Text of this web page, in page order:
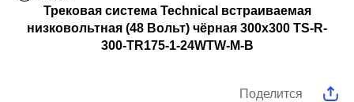
Трековая система Technical встраиваемая
низковольтная (48 Вольт) чёрная 300x300 TS-R-
300-TR175-1-24WTW-M-B
Поделится